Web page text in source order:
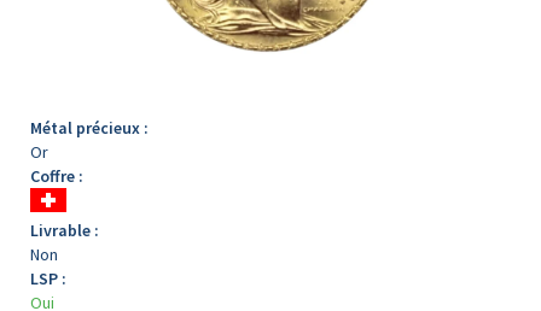
Métal précieux :
Or
Coffre :
Livrable :
Non
LSP :
Oui